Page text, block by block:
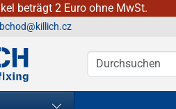
beträgt 2 Euro ohne MwSt.